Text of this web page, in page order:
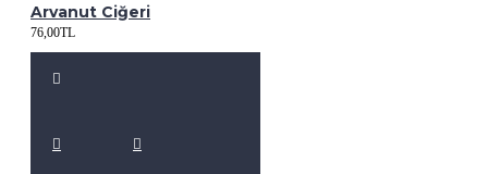
Arvanut Ciğeri
76,00TL